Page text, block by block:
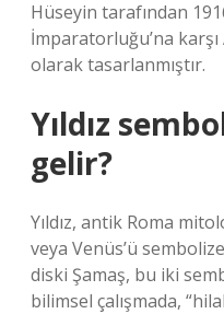
Hüseyin tarafından
İmparatorluğu’na
olarak tasarlanmıştır.
Yıldız
gelir?
Yıldız, antik Roma
veya Venüs’ü
diski Şamaş, bu iki
bilimsel çalışmada,